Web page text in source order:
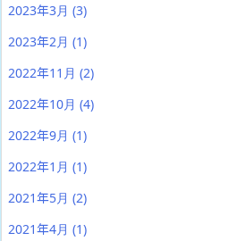
2023年3月 (3)
2023年2月 (1)
2022年11月 (2)
2022年10月 (4)
2022年9月 (1)
2022年1月 (1)
2021年5月 (2)
2021年4月 (1)